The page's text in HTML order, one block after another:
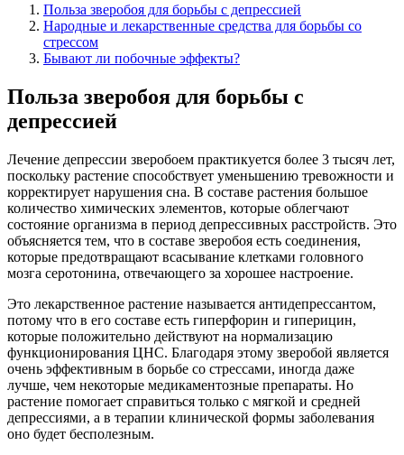
Польза зверобоя для борьбы с депрессией
Народные и лекарственные средства для борьбы со
стрессом
Бывают ли побочные эффекты?
Польза зверобоя для борьбы с
депрессией
Лечение депрессии зверобоем практикуется более 3 тысяч лет,
поскольку растение способствует уменьшению тревожности и
корректирует нарушения сна. В составе растения большое
количество химических элементов, которые облегчают
состояние организма в период депрессивных расстройств. Это
объясняется тем, что в составе зверобоя есть соединения,
которые предотвращают всасывание клетками головного
мозга серотонина, отвечающего за хорошее настроение.
Это лекарственное растение называется антидепрессантом,
потому что в его составе есть гиперфорин и гиперицин,
которые положительно действуют на нормализацию
функционирования ЦНС. Благодаря этому зверобой является
очень эффективным в борьбе со стрессами, иногда даже
лучше, чем некоторые медикаментозные препараты. Но
растение помогает справиться только с мягкой и средней
депрессиями, а в терапии клинической формы заболевания
оно будет бесполезным.